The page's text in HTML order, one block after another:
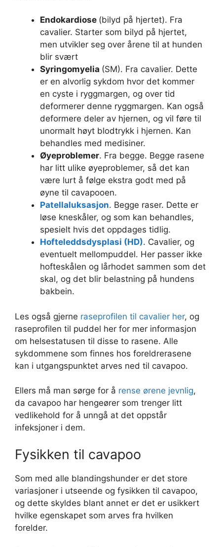
Endokardiose (bilyd på hjertet). Fra
cavalier. Starter som bilyd på hjertet,
men utvikler seg over årene til at hunden
blir svært
Syringomyelia (SM). Fra cavalier. Dette
er en alvorlig sykdom hvor det kommer
en cyste i ryggmargen, og over tid
deformerer denne ryggmargen. Kan også
deformere deler av hjernen, og vil føre til
unormalt høyt blodtrykk i hjernen. Kan
behandles med medisiner.
Øyeproblemer. Fra begge. Begge rasene
har litt ulike øyeproblemer, så det kan
være lurt å følge ekstra godt med på
øyne til cavapooen.
Patellaluksasjon. Begge raser. Dette er
løse kneskåler, og som kan behandles,
spesielt hvis det oppdages tidlig.
Hofteleddsdysplasi (HD). Cavalier, og
eventuelt mellompuddel. Her passer ikke
hofteskålen og lårhodet sammen som det
skal, og det blir belastning på hundens
bakbein.
Les også gjerne raseprofilen til cavalier her, og
raseprofilen til puddel her for mer informasjon
om helsestatusen til disse to rasene. Alle
sykdommene som finnes hos foreldrerasene
kan i utgangspunktet arves ned til cavapoo.
Ellers må man sørge for å rense ørene jevnlig,
da cavapoo har hengeører som trenger litt
vedlikehold for å unngå at det oppstår
infeksjoner i dem.
Fysikken til cavapoo
Som med alle blandingshunder er det store
variasjoner i utseende og fysikken til cavapoo,
og dette skyldes blant annet er det er usikkert
hvilke egenskapet som arves fra hvilken
forelder.